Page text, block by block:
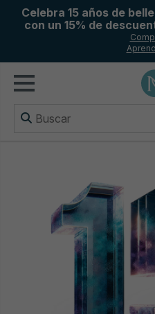
Celebra 15 años de
con un 15% de